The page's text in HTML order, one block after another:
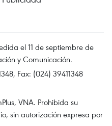
el 11 de septiembre de
y Comunicación.
Fax: (024) 39411348
VNA. Prohibida su
sin autorización expresa por